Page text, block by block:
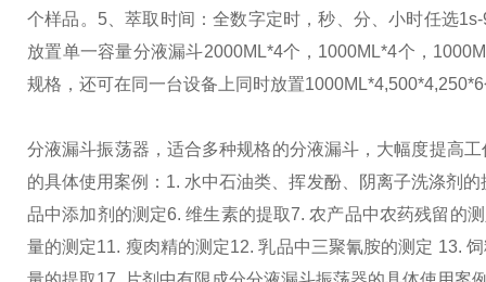
个样品。 5、萃取时间：全数字定时，秒、分、小时任选
放置单一容量分液漏斗2000ML*4个，1000ML*4个，
规格，还可在同一台设备上同时放置
分液漏斗振荡器，适合多种规格的分液漏斗，大幅度提高
的具体使用案例： 1. 水中石油类、挥发酚、阴离子洗涤剂的
品中添加剂的测定6. 维生素的提取7. 农产品中农药残留的
量的测定11. 瘦肉精的测定12. 乳品中三聚氰胺的测定 13.